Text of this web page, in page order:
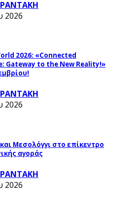
2026
2026: «Connected
Gateway to the New Reality!»
2026
Μεσολόγγι στο επίκεντρο
αγοράς
2026